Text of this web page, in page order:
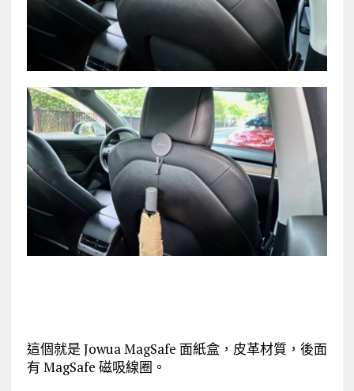
這個就是 Jowua MagSafe 面紙盒，皮革材質，後面
有 MagSafe 磁吸線圈。